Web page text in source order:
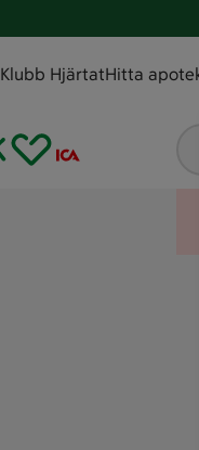
Klubb HjärtatHitta